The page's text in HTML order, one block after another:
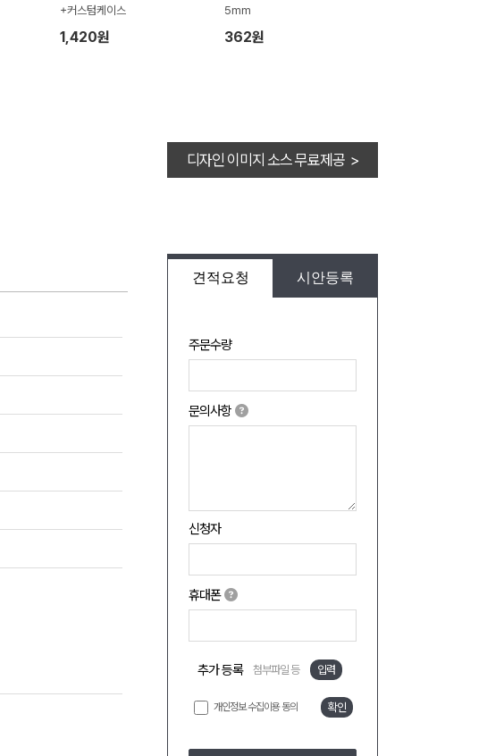
+커스텀케이스
1,420원
5mm
362원
디자인 이미지 소스 무료제공 >
견적요청 시안등록
주문수량
문의사항
신청자
휴대폰
추가 등록 첨부파일 등 입력
개인정보 수집이용 동의 확인